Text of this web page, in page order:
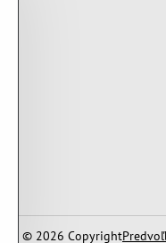
© 2026 Copyright